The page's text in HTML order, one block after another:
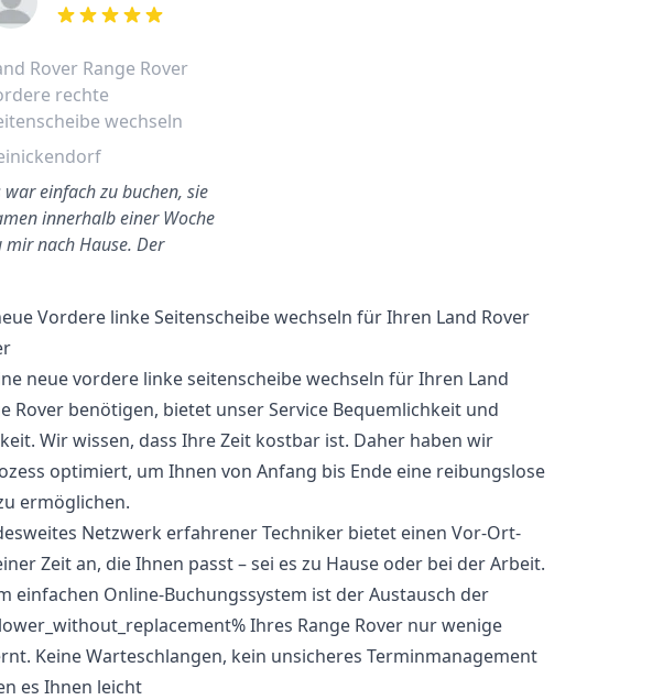
out of 5 stars
Rover Range Rover
rechte
wechseln
war einfach zu buchen, sie
innerhalb einer Woche
mir nach Hause. Der
Vordere linke Seitenscheibe wechseln für Ihren Land Rover
neue vordere linke seitenscheibe wechseln für Ihren Land
Rover benötigen, bietet unser Service Bequemlichkeit und
Wir wissen, dass Ihre Zeit kostbar ist. Daher haben wir
optimiert, um Ihnen von Anfang bis Ende eine reibungslose
ermöglichen.
Netzwerk erfahrener Techniker bietet einen Vor-Ort-
Zeit an, die Ihnen passt – sei es zu Hause oder bei der Arbeit.
einfachen Online-Buchungssystem ist der Austausch der
Ihres Range Rover nur wenige
Keine Warteschlangen, kein unsicheres Terminmanagement
es Ihnen leicht